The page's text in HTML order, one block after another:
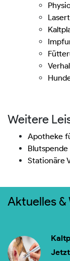
Weitere
Apotheke
Blutspende
Stationäre
Aktuelles